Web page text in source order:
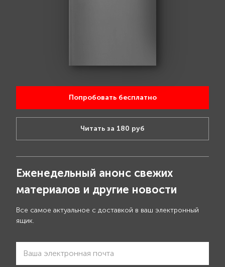
Попробовать бесплатно
Читать за 180 руб
Еженедельный анонс свежих
материалов и другие новости
Все самое актуальное с доставкой в ваш электронный
ящик.